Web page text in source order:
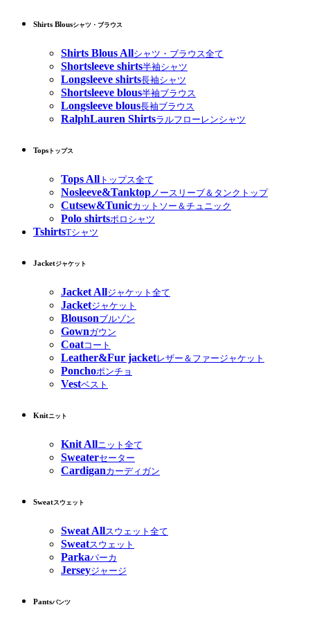
Shirts Blousシャツ・ブラウス
Shirts Blous Allシャツ・ブラウス全て
Shortsleeve shirts半袖シャツ
Longsleeve shirts長袖シャツ
Shortsleeve blous半袖ブラウス
Longsleeve blous長袖ブラウス
RalphLauren Shirtsラルフローレンシャツ
Tops トップス
Tops All トップス全て
Nosleeve&Tanktop ノースリーブ＆タンクトップ
Cutsew&Tunicカットソー＆チュニック
Polo shirtsポロシャツ
TshirtsTシャツ
Jacketジャケット
Jacket Allジャケット全て
Jacketジャケット
Blousonブルゾン
Gownガウン
Coatコート
Leather&Fur jacketレザー＆ファージャケット
Ponchoポンチョ
Vestベスト
Knitニット
Knit Allニット全て
Sweaterセーター
Cardiganカーディガン
Sweatスウェット
Sweat Allスウェット全て
Sweatスウェット
Parkaパーカ
Jerseyジャージ
Pantsパンツ